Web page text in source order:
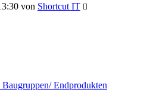
von Shortcut IT
Endprodukten